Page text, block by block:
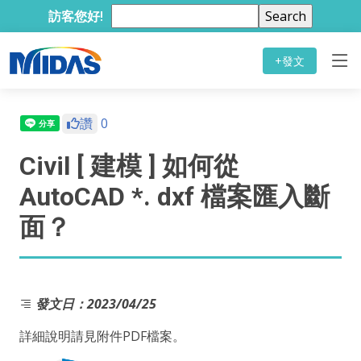
訪客您好!
+發文
讚 0
Civil [ 建模 ] 如何從
AutoCAD *. dxf 檔案匯入斷
面？
發文日：2023/04/25
詳細說明請見附件PDF檔案。